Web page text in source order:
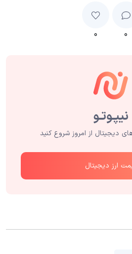
۰ ۰
دیجیتال از امروز شروع کنید
ارز دیجیتال